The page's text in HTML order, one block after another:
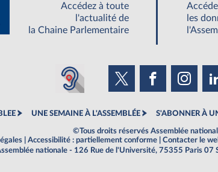
Accédez à toute
l'actualité de
la Chaine Parlementaire
les
UNE SEMAINE À L'ASSEMBLÉE S'ABONNER À
©Tous droits réservés Assemblée
Accessibilité : partiellement conforme Contacter le
nationale - 126 Rue de l'Université, 75355 Paris 07